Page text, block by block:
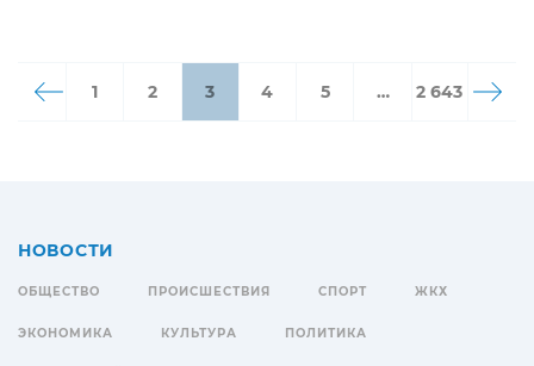
1 2 3 4 5 … 2 643
НОВОСТИ
ОБЩЕСТВО ПРОИСШЕСТВИЯ СПОРТ ЖКХ
ЭКОНОМИКА КУЛЬТУРА ПОЛИТИКА